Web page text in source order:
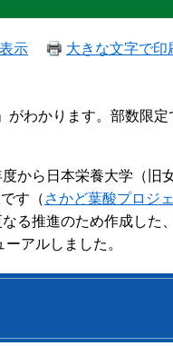
示 大きな文字で印
がわかります。部数限
から日本栄養大学（旧
す（ さかど葉酸プロジ
る推進のため作成した
アルしました。